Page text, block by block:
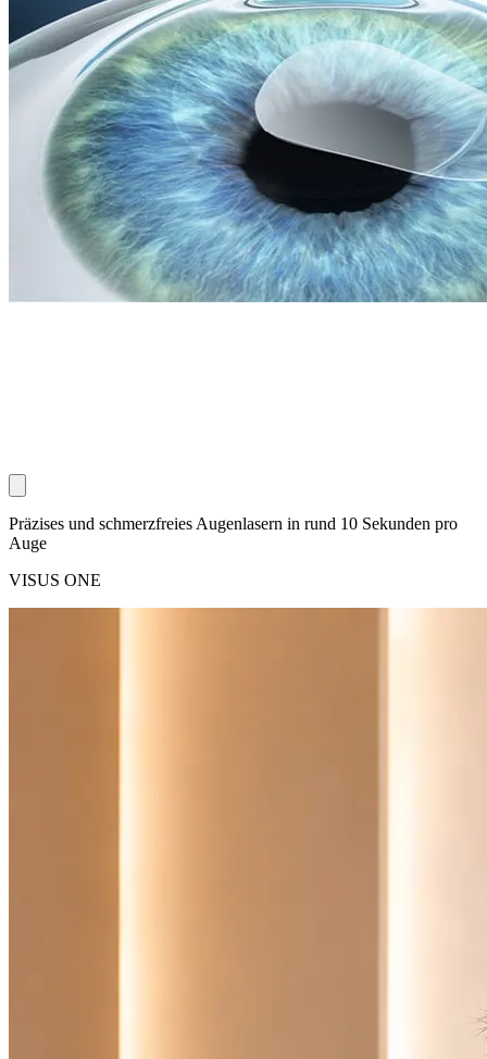
Präzises und schmerzfreies Augenlasern in rund 10 Sekunden pro
Auge
VISUS ONE